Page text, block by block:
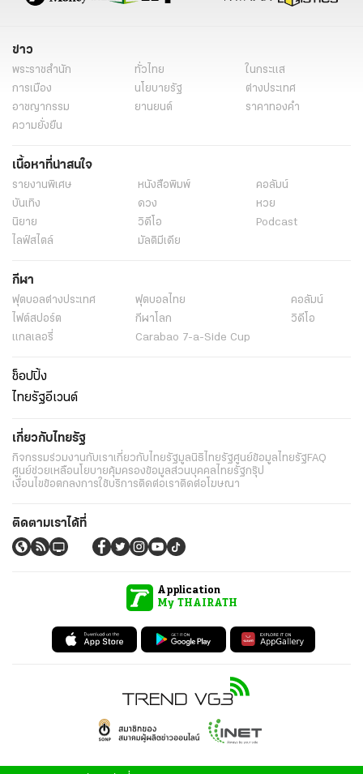
ข่าว
พระราชสำนัก ทั่วไทย
ในกระแส
การเมือง
นโยบายรัฐ
ต่างประเทศ
อาชญากรรม
ยานยนต์
ราคาทองคำ
ความยั่งยืน
เนื้อหาที่น่าสนใจ
รายงานพิเศษ หนังสือพิมพ์
คอลัมน์
บันเทิง
ดวง
หวย
นิยาย
วิดีโอ
Podcast
ไลฟ์สไตล์
มัลติมีเดีย
กีฬา
ฟุตบอลต่่างประเทศ ฟุตบอลไทย
คอลัมน์
ไฟต์สปอร์ต
กีฬาโลก
วิดีโอ
แกลเลอรี่
Carabao 7-a-Side Cup
ช็อปปิ้ง
ไทยรัฐอีเวนต์
เกี่ยวกับไทยรัฐ
กิจกรรมร่วมงานกับเราเกี่ยวกับไทยรัฐมูลนิธิไทยรัฐศูนย์ข้อมูลไทยรัฐFAQ
ศูนย์ช่วยเหลือนโยบายคุ้มครองข้อมูลส่วนบุคคลไทยรัฐกรุ๊ป
เงื่อนไขข้อตกลงการใช้บริการติดต่อเราติดต่อโฆษณา
ติดตามเราได้ที่
Application
My THAIRATH